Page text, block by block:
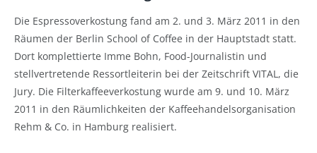
Die Espressoverkostung fand am 2. und 3. März 2011 in den
Räumen der Berlin School of Coffee in der Hauptstadt statt.
Dort komplettierte Imme Bohn, Food-Journalistin und
stellvertretende Ressortleiterin bei der Zeitschrift VITAL, die
Jury. Die Filterkaffeeverkostung wurde am 9. und 10. März
2011 in den Räumlichkeiten der Kaffeehandelsorganisation
Rehm & Co. in Hamburg realisiert.